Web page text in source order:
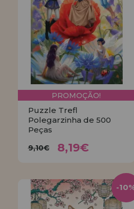
PROMOÇÃO!
Puzzle Trefl
Polegarzinha de 500
Peças
9,10€ 8,19€
-